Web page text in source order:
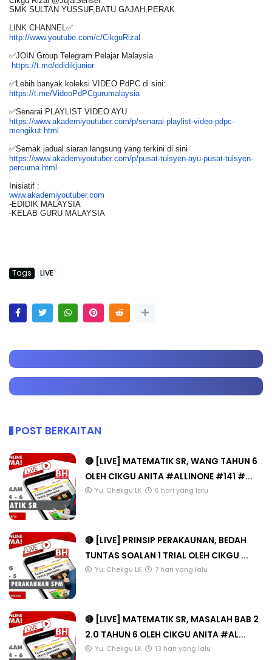
SMK SULTAN YUSSUF,BATU GAJAH,PERAK
LINK CHANNEL✅
http://www.youtube.com/c/CikguRizal
✅JOIN Group Telegram Pelajar Malaysia
https://t.me/edidikjunior
✅Lebih banyak koleksi VIDEO PdPC di sini:
https://t.me/VideoPdPCgurumalaysia
✅Senarai PLAYLIST VIDEO AYU
https://www.akademiyoutuber.com/p/senarai-playlist-video-pdpc-
mengikut.html
✅Semak jadual siaran langsung yang terkini di sini
https://www.akademiyoutuber.com/p/pusat-tuisyen-ayu-pusat-tuisyen-
percuma.html
Inisiatif :
www.akademiyoutuber.com
-EDIDIK MALAYSIA
-KELAB GURU MALAYSIA
Tags LIVE
POST BERKAITAN
🔴 [LIVE] MATEMATIK SR, WANG TAHUN 6
OLEH CIKGU ANITA #ALLINONE #141 #...
Yu. Chekgu LK 6 hari yang lalu
🔴 [LIVE] PRINSIP PERAKAUNAN, BEDAH
TUNTAS SOALAN 1 TRIAL OLEH CIKGU ...
Yu. Chekgu LK 7 hari yang lalu
🔴 [LIVE] MATEMATIK SR, MASALAH BAB 2
2.0 TAHUN 6 OLEH CIKGU ANITA #AL...
Yu. Chekgu LK 13 hari yang lalu